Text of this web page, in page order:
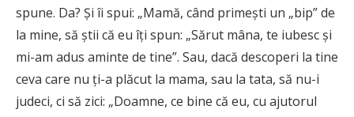
spune. Da? Şi îi spui: „Mamă, când primeşti un „bip” de
la mine, să ştii că eu îţi spun: „Sărut mâna, te iubesc şi
mi-am adus aminte de tine”. Sau, dacă descoperi la tine
ceva care nu ţi-a plăcut la mama, sau la tata, să nu-i
judeci, ci să zici: „Doamne, ce bine că eu, cu ajutorul